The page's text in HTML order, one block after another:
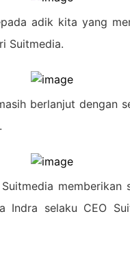
adik kita yang
Suitmedia.
berlanjut dengan
Indra selaku CEO